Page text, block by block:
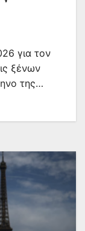
για τον
ξένων
της…